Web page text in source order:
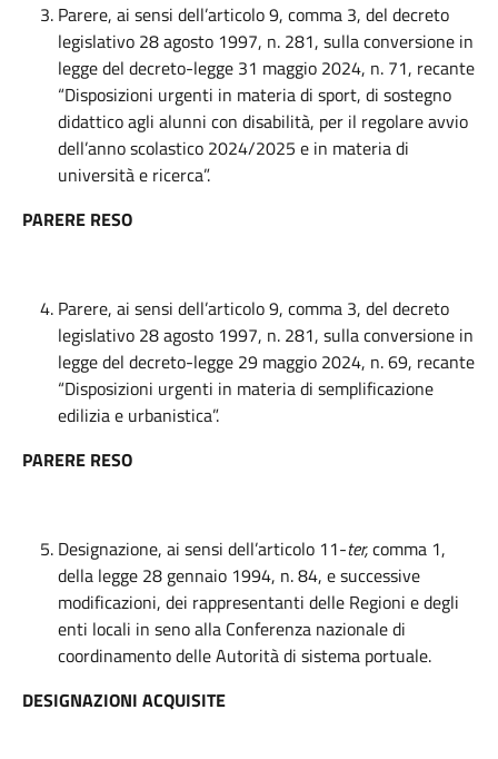
Parere, ai sensi dell’articolo 9, comma 3, del decreto
legislativo 28 agosto 1997, n. 281, sulla conversione in
legge del decreto-legge 31 maggio 2024, n. 71, recante
“Disposizioni urgenti in materia di sport, di sostegno
didattico agli alunni con disabilità, per il regolare avvio
dell’anno scolastico 2024/2025 e in materia di
università e ricerca”.
PARERE RESO
Parere, ai sensi dell’articolo 9, comma 3, del decreto
legislativo 28 agosto 1997, n. 281, sulla conversione in
legge del decreto-legge 29 maggio 2024, n. 69, recante
“Disposizioni urgenti in materia di semplificazione
edilizia e urbanistica”.
PARERE RESO
Designazione, ai sensi dell’articolo 11-ter,comma 1,
della legge 28 gennaio 1994, n. 84, e successive
modificazioni, dei rappresentanti delle Regioni e degli
enti locali in seno alla Conferenza nazionale di
coordinamento delle Autorità di sistema portuale.
DESIGNAZIONI ACQUISITE